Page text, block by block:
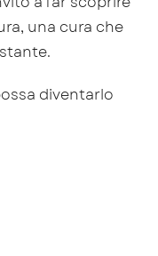
una cura che
diventarlo